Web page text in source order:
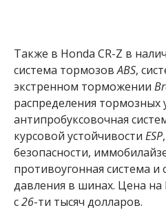
Также в Honda CR-Z в
система тормозовABS,
экстренном торможении
распределения тормозных
антипробуксовочная
курсовой устойчивости ESP,
безопасности,
противоугонная система и
давления в шинах. Цена на
с26-ти тысяч долларов.